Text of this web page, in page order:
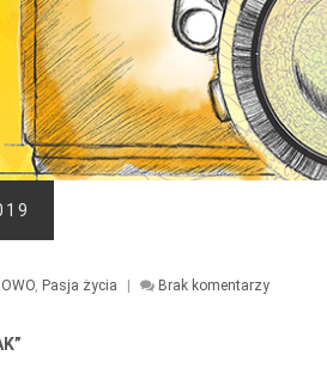
, Pasja życia | Brak komentarzy